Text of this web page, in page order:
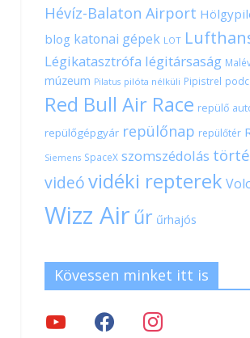
Hévíz-Balaton Airport
blog katonai gépek LOT
Légikatasztrófa légitársaság
múzeum Pilatus pilóta nélküli Pipistrel
Red Bull Air Race repülő
repülőgépgyár repülőnap repülőtér
Siemens SpaceX szomszédolás
videóvidéki repterek
Wizz Air űr űrhajós
Kövessen minket itt is